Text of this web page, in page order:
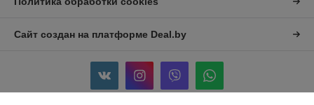
Сайт создан на платформе Deal.by